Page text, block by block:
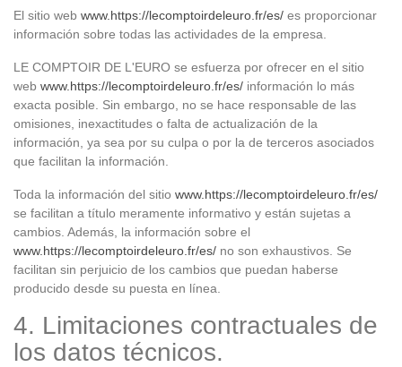
El sitio web www.https://lecomptoirdeleuro.fr/es/ es proporcionar
información sobre todas las actividades de la empresa.
LE COMPTOIR DE L'EURO se esfuerza por ofrecer en el sitio
web www.https://lecomptoirdeleuro.fr/es/ información lo más
exacta posible. Sin embargo, no se hace responsable de las
omisiones, inexactitudes o falta de actualización de la
información, ya sea por su culpa o por la de terceros asociados
que facilitan la información.
Toda la información del sitio www.https://lecomptoirdeleuro.fr/es/
se facilitan a título meramente informativo y están sujetas a
cambios. Además, la información sobre el
www.https://lecomptoirdeleuro.fr/es/ no son exhaustivos. Se
facilitan sin perjuicio de los cambios que puedan haberse
producido desde su puesta en línea.
4. Limitaciones contractuales de
los datos técnicos.